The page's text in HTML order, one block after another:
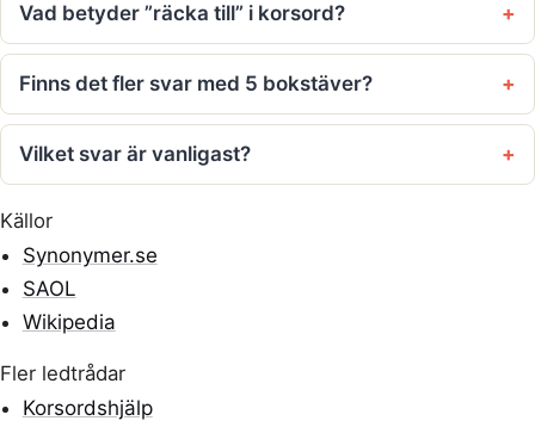
Vad betyder ”räcka till” i korsord?
Finns det fler svar med 5 bokstäver?
Vilket svar är vanligast?
Källor
Synonymer.se
SAOL
Wikipedia
Fler ledtrådar
Korsordshjälp